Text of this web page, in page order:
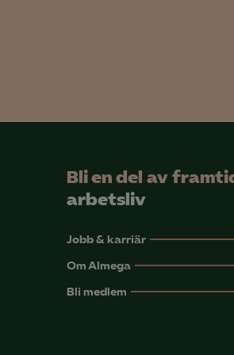
Bli en del av
arbetsliv
Jobb & karriär
Om Almega
Bli medlem